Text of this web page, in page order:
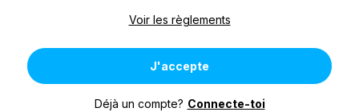
Voir les règlements
J'accepte
Déjà un compte? Connecte-toi